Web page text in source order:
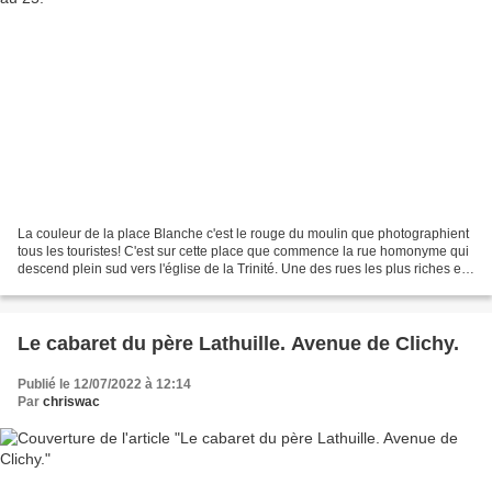
La couleur de la place Blanche c'est le rouge du moulin que photographient
tous les touristes! C'est sur cette place que commence la rue homonyme qui
descend plein sud vers l'église de la Trinité. Une des rues les plus riches en
Le cabaret du père Lathuille. Avenue de Clichy.
Publié le 12/07/2022 à 12:14
Par chriswac